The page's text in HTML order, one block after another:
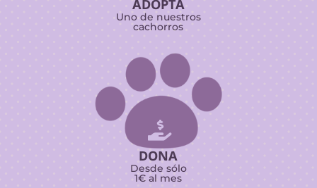
ADOPTA
Uno de nuestros
cachorros

DONA
Desde sólo
1€ al mes